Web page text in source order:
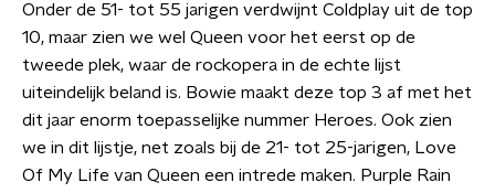
Onder de 51- tot 55 jarigen verdwijnt Coldplay uit de top
10, maar zien we wel Queen voor het eerst op de
tweede plek, waar de rockopera in de echte lijst
uiteindelijk beland is. Bowie maakt deze top 3 af met het
dit jaar enorm toepasselijke nummer Heroes. Ook zien
we in dit lijstje, net zoals bij de 21- tot 25-jarigen, Love
Of My Life van Queen een intrede maken. Purple Rain